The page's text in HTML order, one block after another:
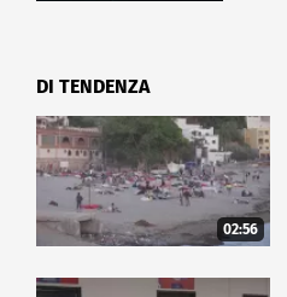
DI TENDENZA
02:56